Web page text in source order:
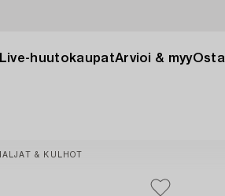
Live-huutokaupatArvioi & myyOsta
& KULHOT